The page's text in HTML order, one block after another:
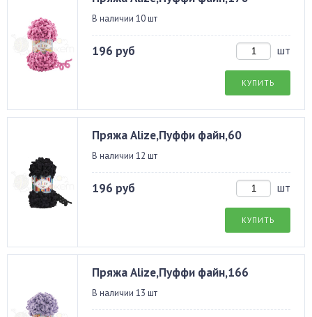
В наличии 10 шт
196 руб шт
КУПИТЬ
Пряжа Alize,Пуффи файн,60
В наличии 12 шт
196 руб шт
КУПИТЬ
Пряжа Alize,Пуффи файн,166
В наличии 13 шт